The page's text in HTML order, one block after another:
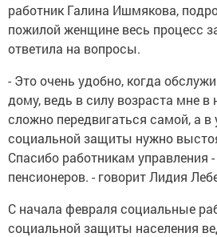
работник Галина Ишмякова,
пожилой женщине весь процесс
ответила на вопросы.
- Это очень удобно, когда
дому, ведь в силу возраста мне
сложно передвигаться самой, а в
социальной защиты нужно
Спасибо работникам управления
пенсионеров. - говорит Лидия
С начала февраля социальные
социальной защиты населения